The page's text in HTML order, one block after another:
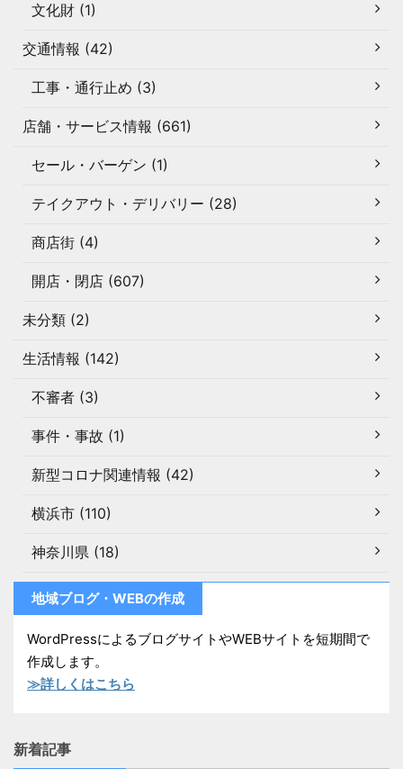
文化財 (1)
交通情報 (42)
工事・通行止め (3)
店舗・サービス情報 (661)
セール・バーゲン (1)
テイクアウト・デリバリー (28)
商店街 (4)
開店・閉店 (607)
未分類 (2)
生活情報 (142)
不審者 (3)
事件・事故 (1)
新型コロナ関連情報 (42)
横浜市 (110)
神奈川県 (18)
地域ブログ・WEBの作成
WordPressによるブログサイトやWEBサイトを短期間で
作成します。
≫詳しくはこちら
新着記事